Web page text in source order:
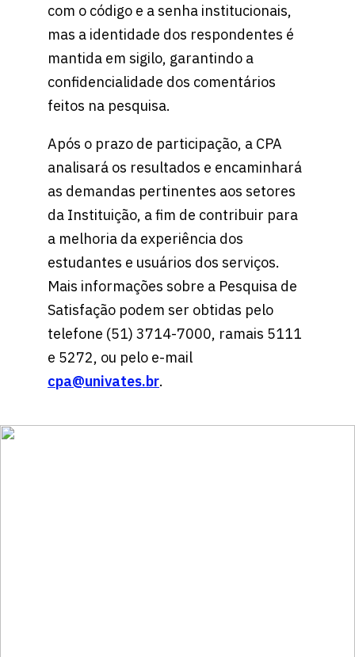
com o código e a senha institucionais,
mas a identidade dos respondentes é
mantida em sigilo, garantindo a
confidencialidade dos comentários
feitos na pesquisa.
Após o prazo de participação, a CPA
analisará os resultados e encaminhará
as demandas pertinentes aos setores
da Instituição, a fim de contribuir para
a melhoria da experiência dos
estudantes e usuários dos serviços.
Mais informações sobre a Pesquisa de
Satisfação podem ser obtidas pelo
telefone (51) 3714-7000, ramais 5111
e 5272, ou pelo e-mail
cpa@univates.br.